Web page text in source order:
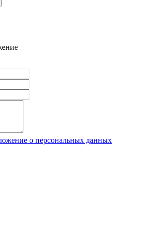
о персональных данных